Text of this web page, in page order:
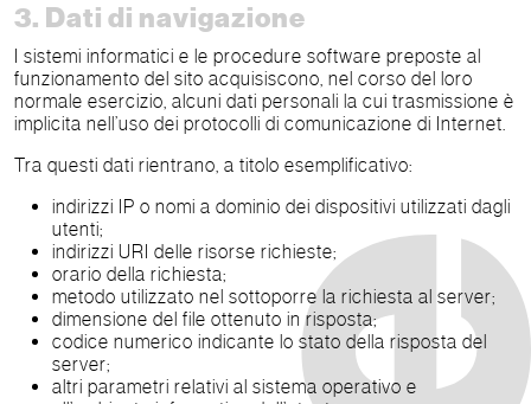
3. Dati di navigazione
I sistemi informatici e le procedure software preposte al
funzionamento del sito acquisiscono, nel corso del loro
normale esercizio, alcuni dati personali la cui trasmissione è
implicita nell’uso dei protocolli di comunicazione di Internet.
Tra questi dati rientrano, a titolo esemplificativo:
indirizzi IP o nomi a dominio dei dispositivi utilizzati dagli
utenti;
indirizzi URI delle risorse richieste;
orario della richiesta;
metodo utilizzato nel sottoporre la richiesta al server;
dimensione del file ottenuto in risposta;
codice numerico indicante lo stato della risposta del
server;
altri parametri relativi al sistema operativo e